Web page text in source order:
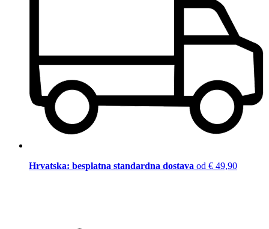
Hrvatska: besplatna standardna dostava od € 49,90